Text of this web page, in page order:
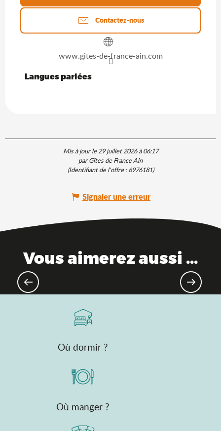
Contactez-nous
www.gites-de-france-ain.com
Langues parlées
Langues parlées
Mis à jour le 29 juillet 2026 à 06:17
par Gîtes de France Ain
(Identifiant de l'offre :6976181)
Signaler une erreur
Vous aimerez aussi ...
Où dormir ?
Où manger ?